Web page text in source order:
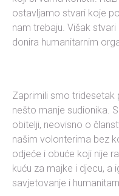
ostavljamo stvari koje
nam trebaju. Višak
donira humanitarnim
Zaprimili smo tridesetak
nešto manje sudionika.
obitelji, neovisno o
našim volonterima bez
odjeće i obuće koji nije
kuću za majke i djecu, a
savjetovanje i